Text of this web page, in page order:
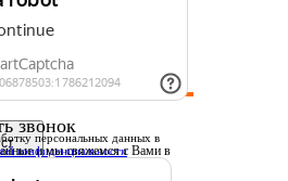
телефона
персональных данных в
конфиденциальности
звонок
и мы свяжемся с Вами в